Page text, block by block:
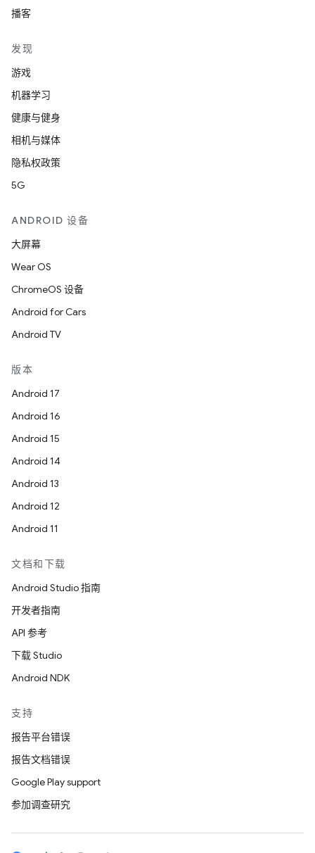
播客
发现
游戏
机器学习
健康与健身
相机与媒体
隐私权政策
5G
ANDROID 设备
大屏幕
Wear OS
ChromeOS 设备
Android for Cars
Android TV
版本
Android 17
Android 16
Android 15
Android 14
Android 13
Android 12
Android 11
文档和下载
Android Studio 指南
开发者指南
API 参考
下载 Studio
Android NDK
支持
报告平台错误
报告文档错误
Google Play support
参加调查研究